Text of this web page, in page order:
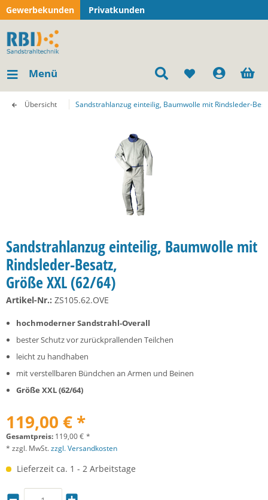
Gewerbekunden Privatkunden
Menü
Übersicht Sandstrahlanzug einteilig, Baumwolle mit Rindsleder-
Sandstrahlanzug einteilig, Baumwolle mit
Rindsleder-Besatz,
Größe XXL (62/64)
Artikel-Nr.: ZS105.62.OVE
hochmoderner Sandstrahl-Overall
bester Schutz vor zurückprallenden Teilchen
leicht zu handhaben
mit verstellbaren Bündchen an Armen und Beinen
Größe XXL (62/64)
119,00 € *
Gesamtpreis: 119,00€ *
* zzgl. MwSt.zzgl. Versandkosten
Lieferzeit ca. 1 - 2 Arbeitstage